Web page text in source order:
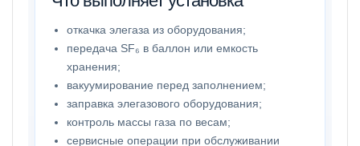
откачка элегаза из оборудования;
передача SF₆ в баллон или емкость
хранения;
вакуумирование перед заполнением;
заправка элегазового оборудования;
контроль массы газа по весам;
сервисные операции при обслуживании